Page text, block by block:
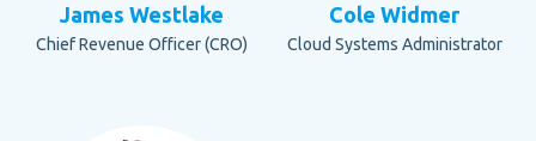
James Westlake
Chief Revenue Officer (CRO)
Cole Widmer
Cloud Systems Administrator